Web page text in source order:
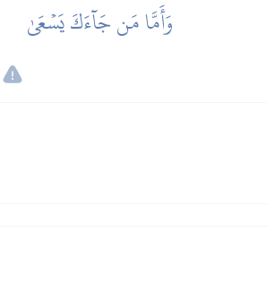
وَأَمَّا مَن جَآءَكَ يَسۡعَىٰ